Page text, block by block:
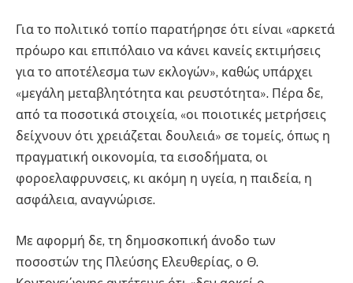
Για το πολιτικό τοπίο παρατήρησε ότι είναι «αρκετά
πρόωρο και επιπόλαιο να κάνει κανείς εκτιμήσεις
για το αποτέλεσμα των εκλογών», καθώς υπάρχει
«μεγάλη μεταβλητότητα και ρευστότητα». Πέρα δε,
από τα ποσοτικά στοιχεία, «οι ποιοτικές μετρήσεις
δείχνουν ότι χρειάζεται δουλειά» σε τομείς, όπως η
πραγματική οικονομία, τα εισοδήματα, οι
φοροελαφρυνσεις, κι ακόμη η υγεία, η παιδεία, η
ασφάλεια, αναγνώρισε.
Με αφορμή δε, τη δημοσκοπική άνοδο των
ποσοστών της Πλεύσης Ελευθερίας, ο Θ.